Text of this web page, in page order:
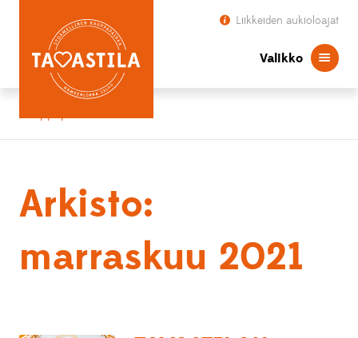
Liikkeiden aukioloajat
Valikko
Arkisto:
marraskuu 2021